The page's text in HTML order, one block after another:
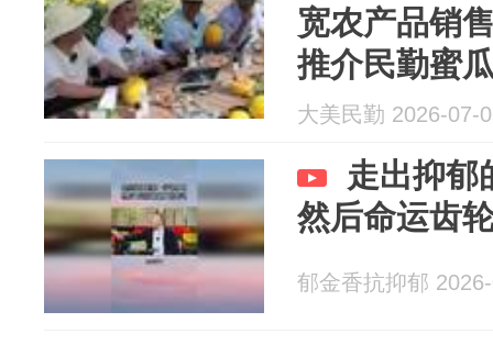
宽农产品销
推介民勤蜜
大美民勤 2026-07-
走出抑郁
然后命运齿
郁金香抗抑郁